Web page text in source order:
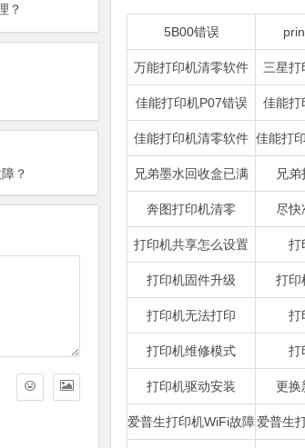
？
？
5B00错误
万能打印机清零软件 三星打
佳能打印机P07错误 佳能打
佳能打印机清零软件 佳能打
兄弟墨水回收盒已满 兄
奔图打印机清零 尽快
打印机共享怎么设置 打
打印机固件升级 打印
打印机无法打印 打
打印机维修模式 打
打印机驱动安装 更换
爱普生打印机WiFi故障爱普生